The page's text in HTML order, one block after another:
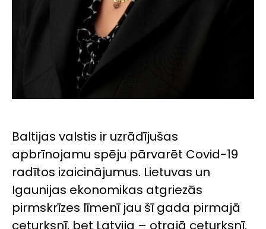
Baltijas valstis ir uzrādījušas
apbrīnojamu spēju pārvarēt Covid-19
radītos izaicinājumus. Lietuvas un
Igaunijas ekonomikas atgriezās
pirmskrīzes līmenī jau šī gada pirmajā